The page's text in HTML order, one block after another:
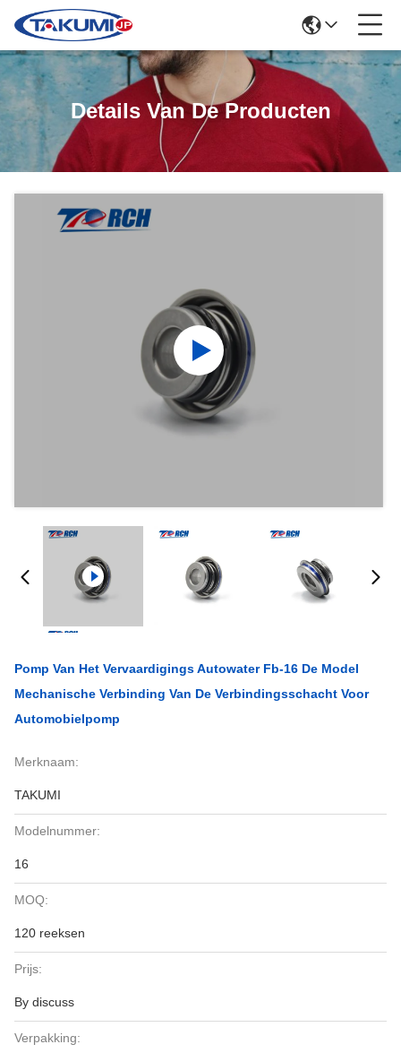
Details Van De Producten
Pomp Van Het Vervaardigings Autowater Fb-16 De Model
Mechanische Verbinding Van De Verbindingsschacht Voor
Automobielpomp
Merknaam:
TAKUMI
Modelnummer:
16
MOQ:
120 reeksen
Prijs:
By discuss
Verpakking: